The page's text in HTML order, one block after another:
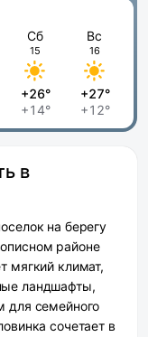
Сб
15
+26°
+14°
Вс
16
+27°
+12°
в
на берегу
районе
мягкий климат,
ландшафты,
для семейного
сочетает в